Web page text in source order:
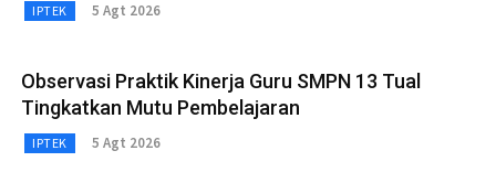
IPTEK 5 Agt 2026
Observasi Praktik Kinerja Guru SMPN 13 Tual
Tingkatkan Mutu Pembelajaran
IPTEK 5 Agt 2026